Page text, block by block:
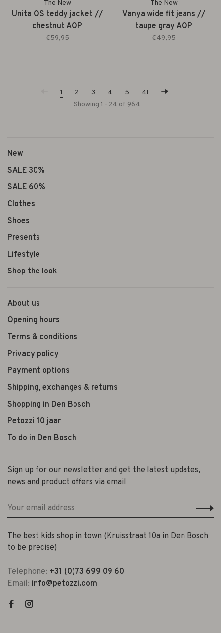
The New
Unita OS teddy jacket //
chestnut AOP
€59,95
The New
Vanya wide fit jeans //
taupe gray AOP
€49,95
1 2 3 4 5
41
Showing 1 - 24 of 964
New
SALE 30%
SALE 60%
Clothes
Shoes
Presents
Lifestyle
Shop the look
About us
Opening hours
Terms & conditions
Privacy policy
Payment options
Shipping, exchanges & returns
Shopping in Den Bosch
Petozzi 10 jaar
To do in Den Bosch
Sign up for our newsletter and get the latest updates,
news and product offers via email
The best kids shop in town (Kruisstraat 10a in Den Bosch
to be precise)
Telephone: +31 (0)73 699 09 60
Email: info@petozzi.com